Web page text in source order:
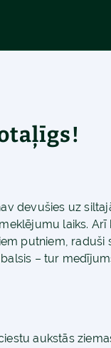
devušies uz
laiks. Arī
putniem, raduši
– tur
aukstās